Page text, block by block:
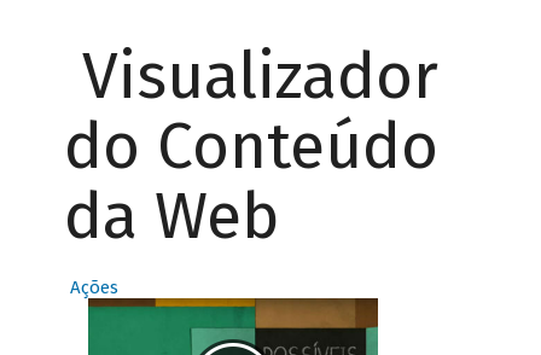
Visualizador
do Conteúdo
da Web
Ações